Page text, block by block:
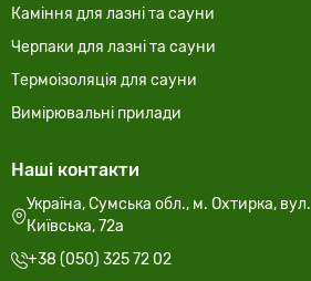
Каміння для лазні та сауни
Черпаки для лазні та сауни
Термоізоляція для сауни
Вимірювальні прилади
Наші контакти
Україна, Сумська обл., м. Охтирка, вул.
Київська, 72а
+38 (050) 325 72 02